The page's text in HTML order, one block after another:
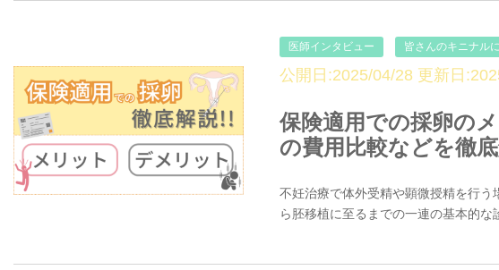
医師インタビュー 皆さんのキニナル
公開日:2025/04/28 更新日
保険適用での採卵の
の費用比較などを徹底
不妊治療で体外受精や顕微授精を行
ら胚移植に至るまでの一連の基本的な